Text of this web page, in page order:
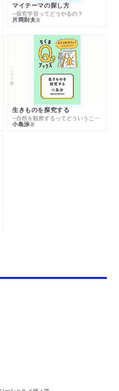
マイテーマの探し方
─探究学習ってどうやるの？
片岡則夫著
シリーズ・全集
生きものを探究する
─自然を観察するってどういうこと？
小島渉著